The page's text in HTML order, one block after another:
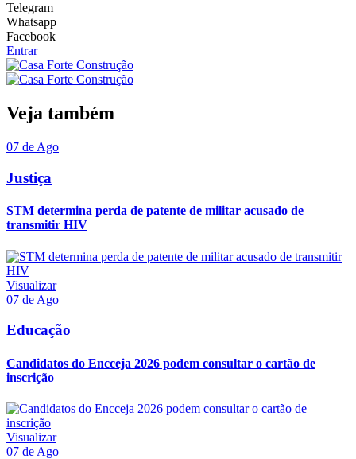
Telegram
Whatsapp
Facebook
Entrar
Veja também
07 de Ago
Justiça
STM determina perda de patente de militar acusado de
transmitir HIV
Visualizar
07 de Ago
Educação
Candidatos do Encceja 2026 podem consultar o cartão de
inscrição
Visualizar
07 de Ago